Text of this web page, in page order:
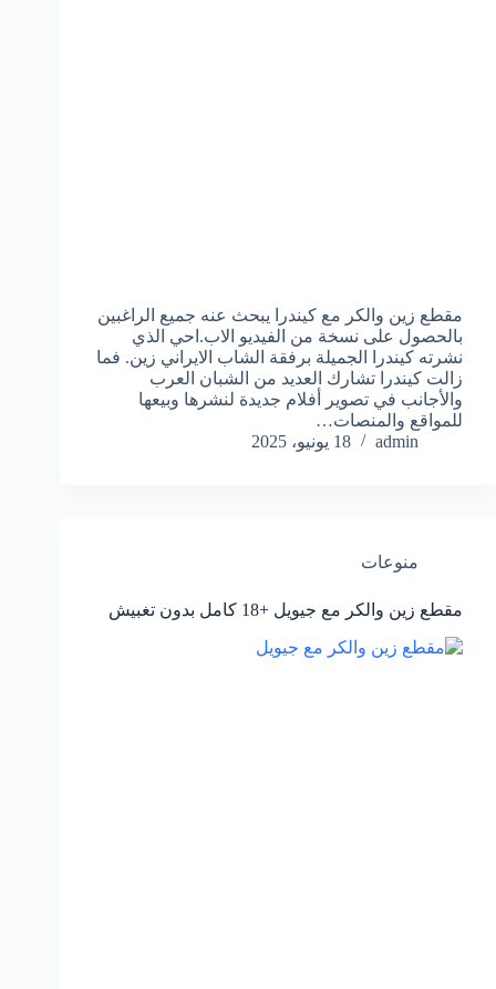
مقطع زين والكر مع كيندرا يبحث عنه جميع الراغبين
بالحصول على نسخة من الفيديو الاب.احي الذي
نشرته كيندرا الجميلة برفقة الشاب الايراني زين. فما
زالت كيندرا تشارك العديد من الشبان العرب
والأجانب في تصوير أفلام جديدة لنشرها وبيعها
للمواقع والمنصات…
admin
18 يونيو، 2025
منوعات
مقطع زين والكر مع جيويل +18 كامل بدون تغبيش